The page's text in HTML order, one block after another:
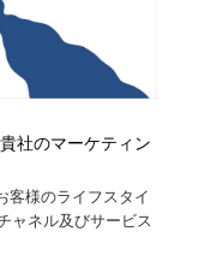
社のマーケティン
客様のライフスタイ
ャネル及びサービス